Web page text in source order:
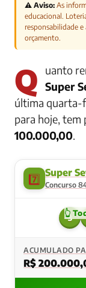
⚠️ Aviso: As
educacional.
responsabilidade
orçamento.
Quanto
Super
última quarta-
para hoje, tem
100.000,00.
7️⃣ Super
Concurso
3
ACUMULADO
R$